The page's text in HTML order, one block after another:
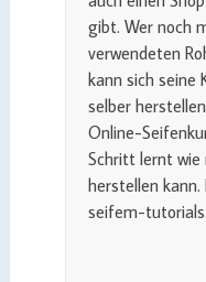
gibt. Wer noch
verwendeten
kann sich seine
selber
Online-
Schritt lernt wie
herstellen
seifem-